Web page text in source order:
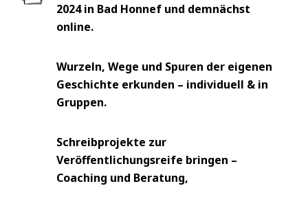
2024 in Bad Honnef und demnächst
online.
Wurzeln, Wege und Spuren der eigenen
Geschichte erkunden – individuell & in
Gruppen.
Schreibprojekte zur
Veröffentlichungsreife bringen –
Coaching und Beratung,